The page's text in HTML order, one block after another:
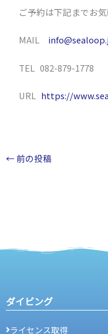
ご予約は下記までお
MAIL
TEL 082-879-1778
URL https://
← 前の投稿
ダイビング
ライセンス取得